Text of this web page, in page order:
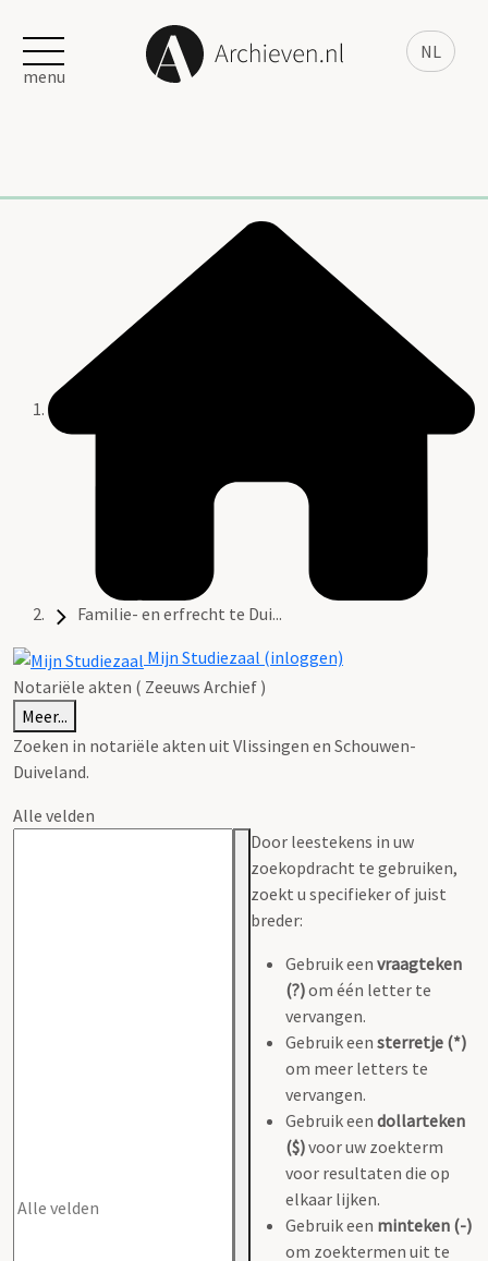
NL
menu
Familie- en erfrecht te Dui...
Mijn Studiezaal (inloggen)
Notariële akten ( Zeeuws Archief )
Meer...
Zoeken in notariële akten uit Vlissingen en Schouwen-
Duiveland.
Alle velden
Door leestekens in uw
zoekopdracht te gebruiken,
zoekt u specifieker of juist
breder:
Gebruik een vraagteken
(?)om één letter te
vervangen.
Gebruik een sterretje (*)
om meer letters te
vervangen.
Gebruik een dollarteken
($)voor uw zoekterm
voor resultaten die op
elkaar lijken.
Gebruik een minteken (-)
om zoektermen uit te